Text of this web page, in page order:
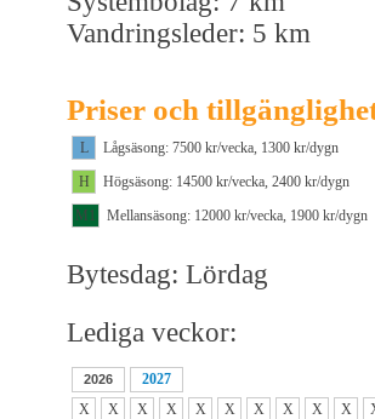
Vandringsleder: 5 km
Priser och
L
Lågsäsong: 7500 kr/vecka, 1300 kr/dygn
H
Högsäsong: 14500 kr/vecka, 2400 kr/dygn
M1
Mellansäsong: 12000 kr/vecka, 1900 kr/dygn
Bytesdag: Lördag
Lediga veckor:
2026
2027
X
X X X X X X X X X